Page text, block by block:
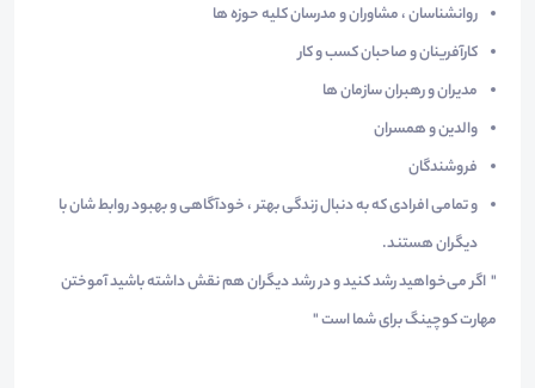
روانشناسان ، مشاوران و مدرسان کلیه حوزه ها
کارآفرینان و صاحبان کسب و کار
مدیران و رهبران سازمان ها
والدین و همسران
فروشندگان
و تمامی افرادی که به دنبال زندگی بهتر ، خودآگاهی و بهبود روابط شان با
دیگران هستند.
" اگر می‌خواهید رشد کنید و در رشد دیگران هم نقش داشته باشید آموختن
مهارت‌ کوچینگ برای شما است "